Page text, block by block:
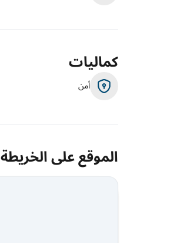
كماليات
أمن
الموقع على الخريطة